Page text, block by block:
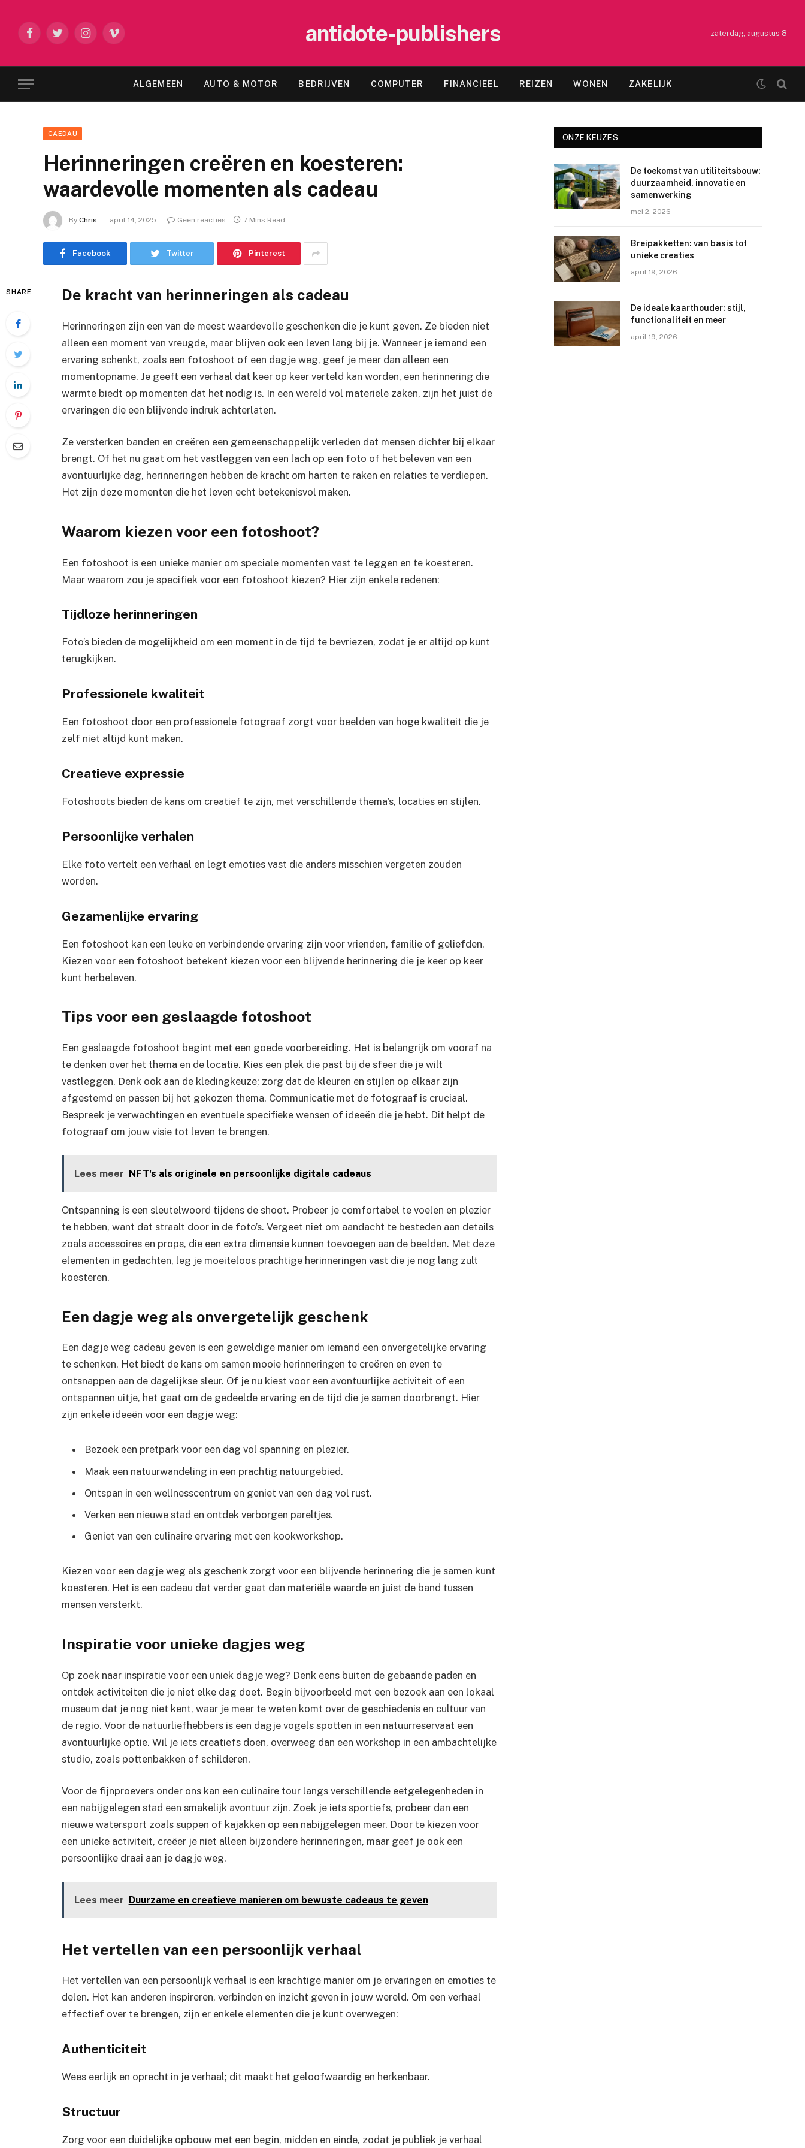
FacebookTwitterInstagram
Vimeo antidote-publishers zaterdag, augustus 8
ALGEMEEN AUTO & MOTOR BEDRIJVEN COMPUTER FINANCIEEL REIZEN WONEN ZAKELIJK
CAEDAU
Herinneringen creëren en koesteren:
waardevolle momenten als cadeau
By Chris april 14, 2025 Geen reacties 7 Mins Read
Facebook Twitter Pinterest
SHARE De kracht van herinneringen als cadeau
Herinneringen zijn een van de meest waardevolle geschenken die je kunt geven. Ze bieden niet
alleen een moment van vreugde, maar blijven ook een leven lang bij je. Wanneer je iemand een
ervaring schenkt, zoals een fotoshoot of een dagje weg, geef je meer dan alleen een
momentopname. Je geeft een verhaal dat keer op keer verteld kan worden, een herinnering die
warmte biedt op momenten dat het nodig is. In een wereld vol materiële zaken, zijn het juist de
ervaringen die een blijvende indruk achterlaten.
Ze versterken banden en creëren een gemeenschappelijk verleden dat mensen dichter bij elkaar
brengt. Of het nu gaat om het vastleggen van een lach op een foto of het beleven van een
avontuurlijke dag, herinneringen hebben de kracht om harten te raken en relaties te verdiepen.
Het zijn deze momenten die het leven echt betekenisvol maken.
Waarom kiezen voor een fotoshoot?
Een fotoshoot is een unieke manier om speciale momenten vast te leggen en te koesteren.
Maar waarom zou je specifiek voor een fotoshoot kiezen? Hier zijn enkele redenen:
Tijdloze herinneringen
Foto’s bieden de mogelijkheid om een moment in de tijd te bevriezen, zodat je er altijd op kunt
terugkijken.
Professionele kwaliteit
Een fotoshoot door een professionele fotograaf zorgt voor beelden van hoge kwaliteit die je
zelf niet altijd kunt maken.
Creatieve expressie
Fotoshoots bieden de kans om creatief te zijn, met verschillende thema’s, locaties en stijlen.
Persoonlijke verhalen
Elke foto vertelt een verhaal en legt emoties vast die anders misschien vergeten zouden
worden.
Gezamenlijke ervaring
Een fotoshoot kan een leuke en verbindende ervaring zijn voor vrienden, familie of geliefden.
Kiezen voor een fotoshoot betekent kiezen voor een blijvende herinnering die je keer op keer
kunt herbeleven.
Tips voor een geslaagde fotoshoot
Een geslaagde fotoshoot begint met een goede voorbereiding. Het is belangrijk om vooraf na
te denken over het thema en de locatie. Kies een plek die past bij de sfeer die je wilt
vastleggen. Denk ook aan de kledingkeuze; zorg dat de kleuren en stijlen op elkaar zijn
afgestemd en passen bij het gekozen thema. Communicatie met de fotograaf is cruciaal.
Bespreek je verwachtingen en eventuele specifieke wensen of ideeën die je hebt. Dit helpt de
fotograaf om jouw visie tot leven te brengen.
Lees meer NFT's als originele en persoonlijke digitale cadeaus
Ontspanning is een sleutelwoord tijdens de shoot. Probeer je comfortabel te voelen en plezier
te hebben, want dat straalt door in de foto’s. Vergeet niet om aandacht te besteden aan details
zoals accessoires en props, die een extra dimensie kunnen toevoegen aan de beelden. Met deze
elementen in gedachten, leg je moeiteloos prachtige herinneringen vast die je nog lang zult
koesteren.
Een dagje weg als onvergetelijk geschenk
Een dagje weg cadeau geven is een geweldige manier om iemand een onvergetelijke ervaring
te schenken. Het biedt de kans om samen mooie herinneringen te creëren en even te
ontsnappen aan de dagelijkse sleur. Of je nu kiest voor een avontuurlijke activiteit of een
ontspannen uitje, het gaat om de gedeelde ervaring en de tijd die je samen doorbrengt. Hier
zijn enkele ideeën voor een dagje weg:
Bezoek een pretpark voor een dag vol spanning en plezier.
Maak een natuurwandeling in een prachtig natuurgebied.
Ontspan in een wellnesscentrum en geniet van een dag vol rust.
Verken een nieuwe stad en ontdek verborgen pareltjes.
Geniet van een culinaire ervaring met een kookworkshop.
Kiezen voor een dagje weg als geschenk zorgt voor een blijvende herinnering die je samen kunt
koesteren. Het is een cadeau dat verder gaat dan materiële waarde en juist de band tussen
mensen versterkt.
Inspiratie voor unieke dagjes weg
Op zoek naar inspiratie voor een uniek dagje weg? Denk eens buiten de gebaande paden en
ontdek activiteiten die je niet elke dag doet. Begin bijvoorbeeld met een bezoek aan een lokaal
museum dat je nog niet kent, waar je meer te weten komt over de geschiedenis en cultuur van
de regio. Voor de natuurliefhebbers is een dagje vogels spotten in een natuurreservaat een
avontuurlijke optie. Wil je iets creatiefs doen, overweeg dan een workshop in een ambachtelijke
studio, zoals pottenbakken of schilderen.
Voor de fijnproevers onder ons kan een culinaire tour langs verschillende eetgelegenheden in
een nabijgelegen stad een smakelijk avontuur zijn. Zoek je iets sportiefs, probeer dan een
nieuwe watersport zoals suppen of kajakken op een nabijgelegen meer. Door te kiezen voor
een unieke activiteit, creëer je niet alleen bijzondere herinneringen, maar geef je ook een
persoonlijke draai aan je dagje weg.
Lees meer Duurzame en creatieve manieren om bewuste cadeaus te geven
Het vertellen van een persoonlijk verhaal
Het vertellen van een persoonlijk verhaal is een krachtige manier om je ervaringen en emoties te
delen. Het kan anderen inspireren, verbinden en inzicht geven in jouw wereld. Om een verhaal
effectief over te brengen, zijn er enkele elementen die je kunt overwegen:
Authenticiteit
Wees eerlijk en oprecht in je verhaal; dit maakt het geloofwaardig en herkenbaar.
Structuur
Zorg voor een duidelijke opbouw met een begin, midden en einde, zodat je publiek je verhaal
ONZE KEUZES
De toekomst van utiliteitsbouw:
duurzaamheid, innovatie en
samenwerking
mei 2, 2026
Breipakketten: van basis tot
unieke creaties
april 19, 2026
De ideale kaarthouder: stijl,
functionaliteit en meer
april 19, 2026